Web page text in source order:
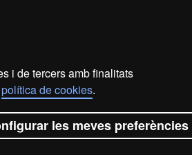
i de tercers amb finalitats
política de cookies.
les meves preferències
Sobre el web Accessibilitat
Autònoma de